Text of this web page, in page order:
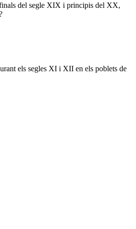
del segle XIX i principis del XX,
els segles XI i XII en els poblets de